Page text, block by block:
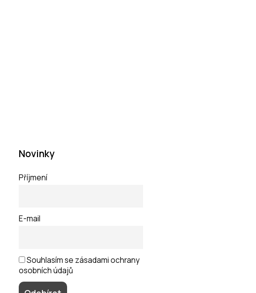
Novinky
Příjmení
E-mail
Souhlasím se zásadami ochrany
osobních údajů